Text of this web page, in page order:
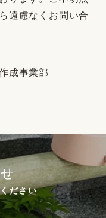
遠慮なくお問い合
成事業部
ださい